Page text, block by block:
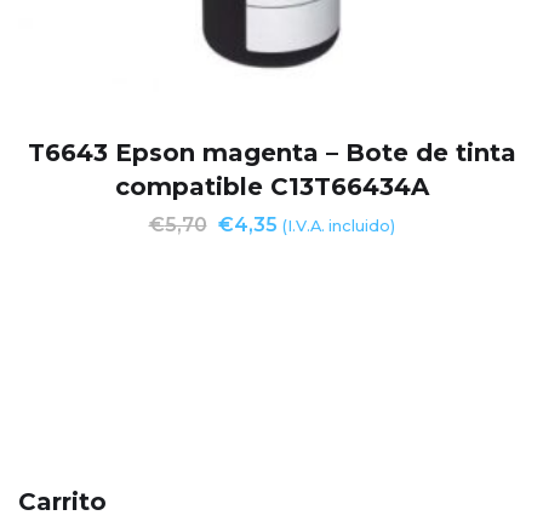
T6643 Epson magenta – Bote de tinta
compatible C13T66434A
€5,70 €4,35 (I.V.A. incluido)
Carrito